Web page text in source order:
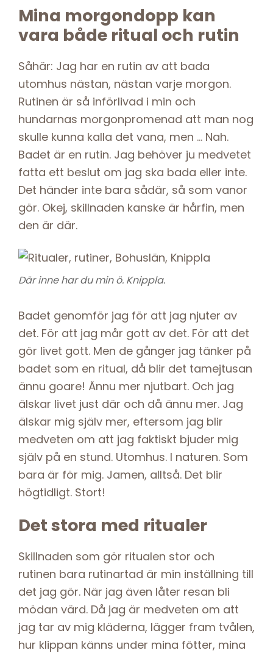
Mina morgondopp kan
vara både ritual och rutin
Såhär: Jag har en rutin av att bada
utomhus nästan, nästan varje morgon.
Rutinen är så införlivad i min och
hundarnas morgonpromenad att man nog
skulle kunna kalla det vana, men … Nah.
Badet är en rutin. Jag behöver ju medvetet
fatta ett beslut om jag ska bada eller inte.
Det händer inte bara sådär, så som vanor
gör. Okej, skillnaden kanske är hårfin, men
den är där.
Där inne har du min ö. Knippla.
Badet genomför jag för att jag njuter av
det. För att jag mår gott av det. För att det
gör livet gott. Men de gånger jag tänker på
badet som en ritual, då blir det tamejtusan
ännu goare! Ännu mer njutbart. Och jag
älskar livet just där och då ännu mer. Jag
älskar mig själv mer, eftersom jag blir
medveten om att jag faktiskt bjuder mig
själv på en stund. Utomhus. I naturen. Som
bara är för mig. Jamen, alltså. Det blir
högtidligt. Stort!
Det stora med ritualer
Skillnaden som gör ritualen stor och
rutinen bara rutinartad är min inställning till
det jag gör. När jag även låter resan bli
mödan värd. Då jag är medveten om att
jag tar av mig kläderna, lägger fram tvålen,
hur klippan känns under mina fötter, mina